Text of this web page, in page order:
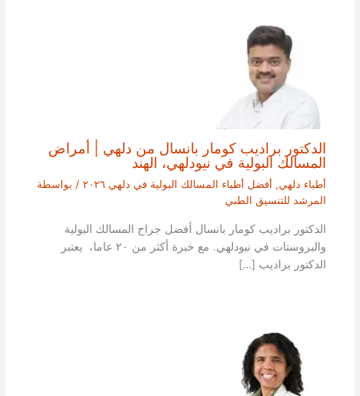
الدكتور براديب كومار بانسال من دلهي | أمراض
المسالك البولية في نيودلهي، الهند
أطباء دلهي, أفضل أطباء المسالك البولية في دلهي ٢٠٢٦
/ بواسطة
المرشد للتنسيق الطبي
الدكتور براديب كومار بانسال أفضل جراح المسالك البولية
والبروستات في نيودلهي. مع خبرة أكثر من ٢٠ عاما، يعتبر
الدكتور براديب […]